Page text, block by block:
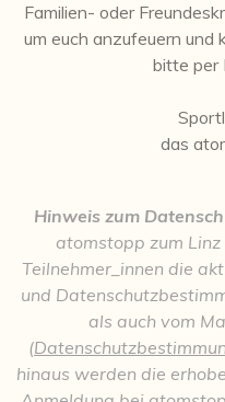
Familien- oder
um euch anzufeuern und
bitte per
das
Hinweis zum
atomstopp zum
Teilnehmer_innen die
und
als auch vom
(
hinaus werden die